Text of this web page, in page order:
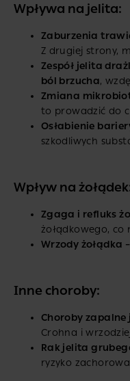
Wpływa na jelita:
Zaburzenia
Z drugiej strony,
Zespół jelita
ból brzucha,
Zmiana
to prowadzić do
Osłabienie
szkodliwych
Wpływ na
Zgaga i refluks
żołądkowego, co
Wrzody żołądka –
Inne choroby:
Choroby zapalne
Crohna i
Rak jelita
ryzyko